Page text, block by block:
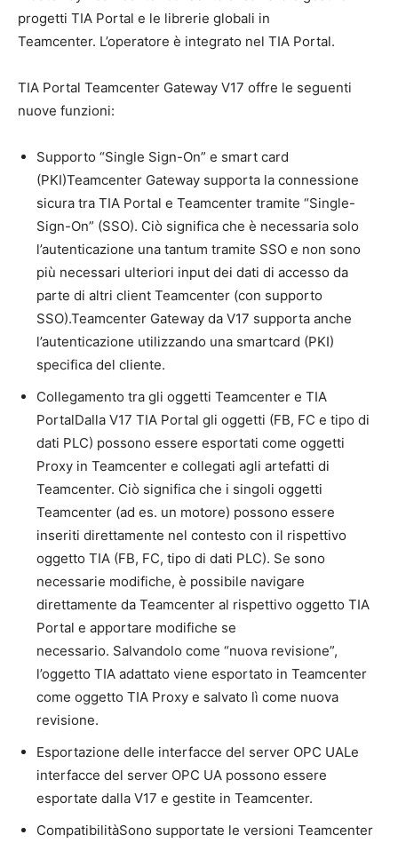
progetti TIA Portal e le librerie globali in
Teamcenter. L’operatore è integrato nel TIA Portal.
TIA Portal Teamcenter Gateway V17 offre le seguenti
nuove funzioni:
Supporto “Single Sign-On” e smart card
(PKI)Teamcenter Gateway supporta la connessione
sicura tra TIA Portal e Teamcenter tramite “Single-
Sign-On” (SSO). Ciò significa che è necessaria solo
l’autenticazione una tantum tramite SSO e non sono
più necessari ulteriori input dei dati di accesso da
parte di altri client Teamcenter (con supporto
SSO).Teamcenter Gateway da V17 supporta anche
l’autenticazione utilizzando una smartcard (PKI)
specifica del cliente.
Collegamento tra gli oggetti Teamcenter e TIA
PortalDalla V17 TIA Portal gli oggetti (FB, FC e tipo di
dati PLC) possono essere esportati come oggetti
Proxy in Teamcenter e collegati agli artefatti di
Teamcenter. Ciò significa che i singoli oggetti
Teamcenter (ad es. un motore) possono essere
inseriti direttamente nel contesto con il rispettivo
oggetto TIA (FB, FC, tipo di dati PLC). Se sono
necessarie modifiche, è possibile navigare
direttamente da Teamcenter al rispettivo oggetto TIA
Portal e apportare modifiche se
necessario. Salvandolo come “nuova revisione”,
l’oggetto TIA adattato viene esportato in Teamcenter
come oggetto TIA Proxy e salvato lì come nuova
revisione.
Esportazione delle interfacce del server OPC UALe
interfacce del server OPC UA possono essere
esportate dalla V17 e gestite in Teamcenter.
CompatibilitàSono supportate le versioni Teamcenter